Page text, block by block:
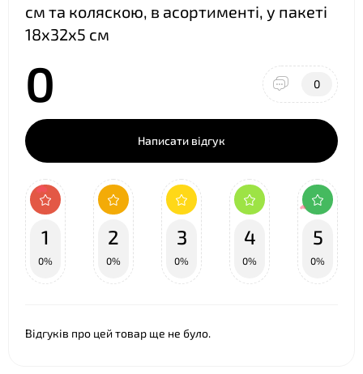
см та коляскою, в асортименті, у пакеті
18х32х5 см
0 0
Написати відгук
1
0%
2
0%
3
0%
4
0%
5
0%
Відгуків про цей товар ще не було.